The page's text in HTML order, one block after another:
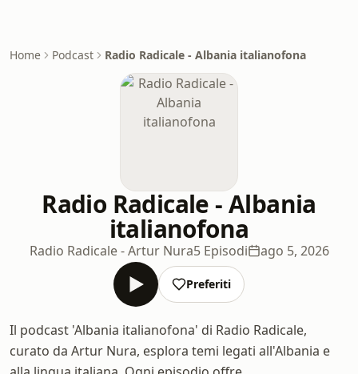
Home Podcast Radio Radicale - Albania italianofona
Radio Radicale - Albania
italianofona
Radio Radicale - Artur Nura5 Episodi ago 5, 2026
Preferiti
Il podcast 'Albania italianofona' di Radio Radicale,
curato da Artur Nura, esplora temi legati all'Albania e